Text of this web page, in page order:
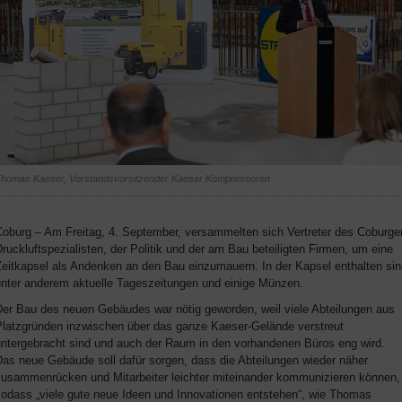
Kaeser, Vorstandsvorsitzender Kaeser Kompressoren
– Am Freitag, 4. September, versammelten sich Vertreter des
der Politik und der am Bau beteiligten Firmen, um eine
als Andenken an den Bau einzumauern. In der Kapsel enthalten
anderem aktuelle Tageszeitungen und einige Münzen.
Bau des neuen Gebäudes war nötig geworden, weil viele Abteilungen aus
inzwischen über das ganze Kaeser-Gelände verstreut
sind und auch der Raum in den vorhandenen Büros eng wird.
neue Gebäude soll dafür sorgen, dass die Abteilungen wieder näher
und Mitarbeiter leichter miteinander kommunizieren können,
„viele gute neue Ideen und Innovationen entstehen“, wie Thomas